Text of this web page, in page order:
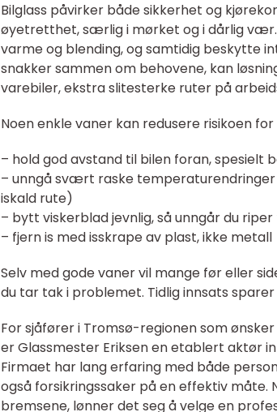
Bilglass påvirker både sikkerhet og
øyetretthet, særlig i mørket og i dårlig
varme og blending, og samtidig beskytte
snakker sammen om behovene, kan
varebiler, ekstra slitesterke ruter på
Noen enkle vaner kan redusere risikoen for
– hold god avstand til bilen foran, spesielt
– unngå svært raske
iskald rute)
– bytt viskerblad jevnlig, så unngår du
– fjern is med isskrape av plast, ikke metall
Selv med gode vaner vil mange før eller
du tar tak i problemet. Tidlig innsats
For sjåfører i Tromsø-regionen som
er Glassmester Eriksen en etablert aktør
Firmaet har lang erfaring med både
også forsikringssaker på en effektiv
bremsene, lønner det seg å velge en